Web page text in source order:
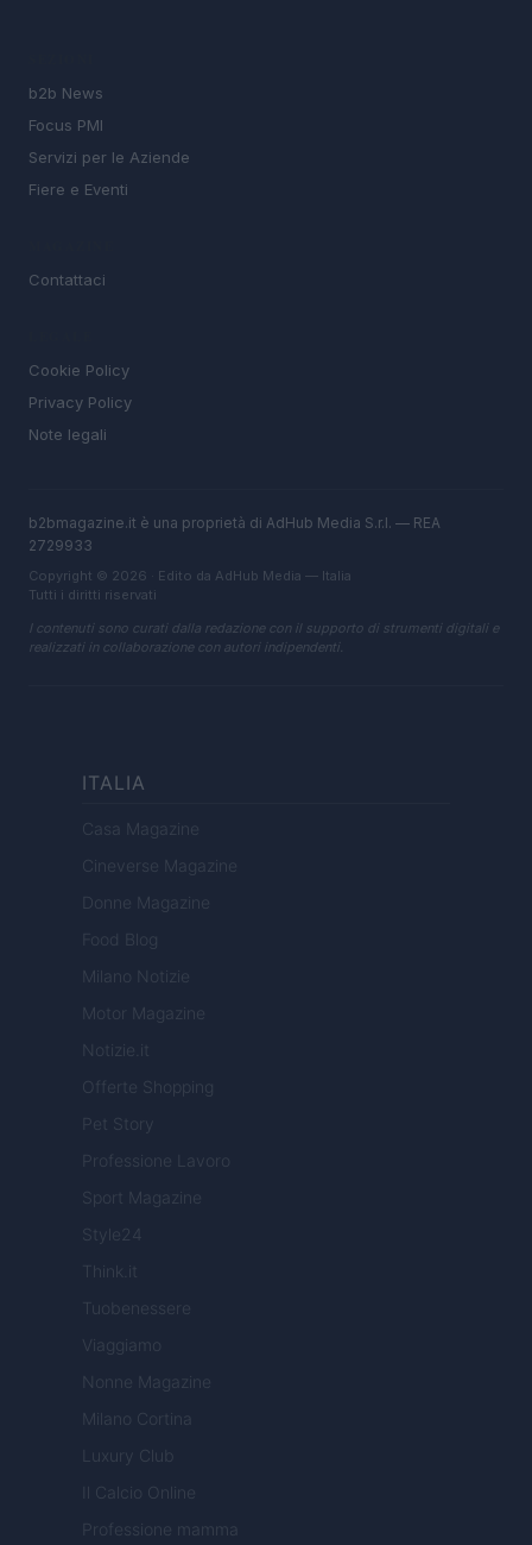
b2b News
Focus PMI
Servizi per le Aziende
Fiere e Eventi
Contattaci
Cookie Policy
Privacy Policy
Note legali
b2bmagazine.it è una proprietà di AdHub Media S.r.l. — REA
2729933
Copyright © 2026 · Edito da AdHub Media — Italia
Tutti i diritti riservati
I contenuti sono curati dalla redazione con il supporto di strumenti digitali e
realizzati in collaborazione con autori indipendenti.
ITALIA
Casa Magazine
Cineverse Magazine
Donne Magazine
Food Blog
Milano Notizie
Motor Magazine
Notizie.it
Offerte Shopping
Pet Story
Professione Lavoro
Sport Magazine
Style24
Think.it
Tuobenessere
Viaggiamo
Nonne Magazine
Milano Cortina
Luxury Club
Il Calcio Online
Professione mamma